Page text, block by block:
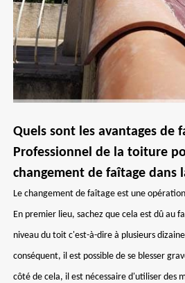
Quels sont les avantages de
Professionnel de la toiture
changement de faîtage dans
Le changement de faîtage est une
En premier lieu, sachez que cela est dû au
niveau du toit c'est-à-dire à plusieurs
conséquent, il est possible de se blesser
côté de cela, il est nécessaire d'utiliser des